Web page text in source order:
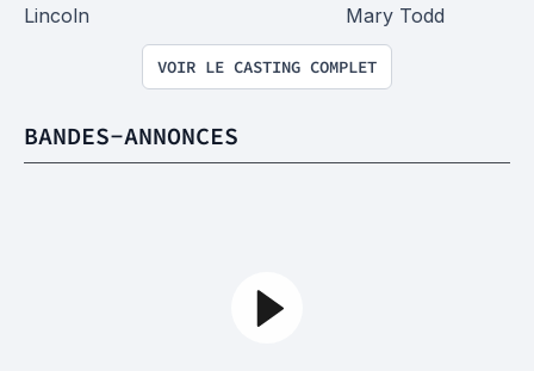
Lincoln
Mary Todd
VOIR LE CASTING COMPLET
BANDES-ANNONCES